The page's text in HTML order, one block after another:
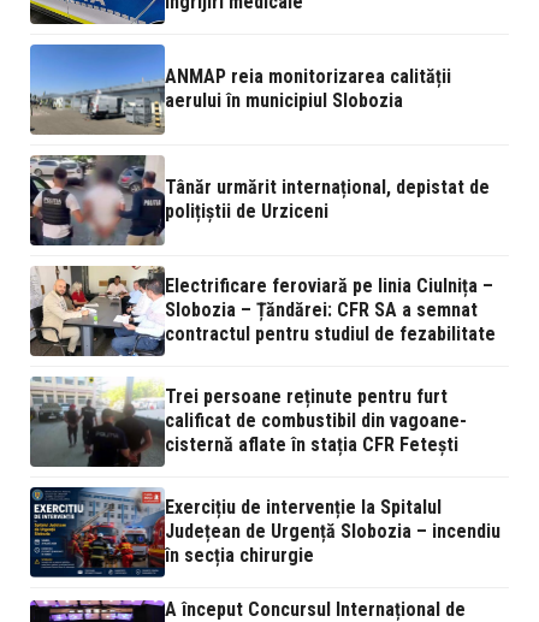
ANMAP reia monitorizarea calității
aerului în municipiul Slobozia
Tânăr urmărit internațional, depistat de
polițiștii de Urziceni
Electrificare feroviară pe linia Ciulnița –
Slobozia – Țăndărei: CFR SA a semnat
contractul pentru studiul de fezabilitate
Trei persoane reținute pentru furt
calificat de combustibil din vagoane-
cisternă aflate în stația CFR Fetești
Exercițiu de intervenție la Spitalul
Județean de Urgență Slobozia – incendiu
în secția chirurgie
A început Concursul Internațional de